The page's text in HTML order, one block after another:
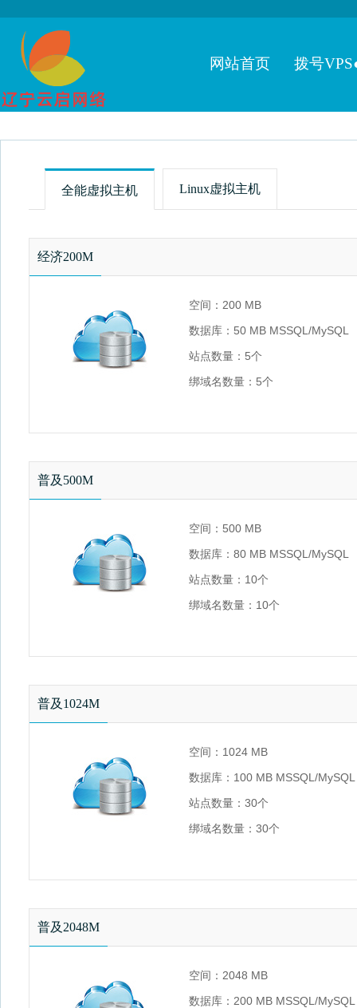
网站首页 拨号
全能虚拟主机 Linux虚拟主机
经济200M
空间：200 MB
数据库：50 MB MSSQL/MySQL
站点数量：5个
绑域名数量：5个
普及500M
空间：500 MB
数据库：80 MB MSSQL/MySQL
站点数量：10个
绑域名数量：10个
普及1024M
空间：1024 MB
数据库：100 MB MSSQL/MySQL
站点数量：30个
绑域名数量：30个
环境：.NET 2.0/3.5/4.0、PHP5等
普及2048M
空间：2048 MB
数据库：200 MB MSSQL/MySQL